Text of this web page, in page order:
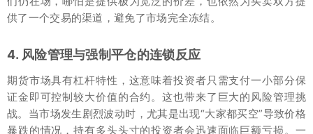
供了一个交易的渠道，避免了市场完全冻结。
4. 风险管理与强制平仓的连锁反应
期货市场具有杠杆特性，这意味着投资者只需支付一小部分保
证金即可控制较大价值的合约。这也带来了巨大的风险管理挑
战。当市场发生剧烈波动时，尤其是出现“大家都买空”导致价格
暴跌的情况，持有多头头寸的投资者会迅速面临巨额亏损。一